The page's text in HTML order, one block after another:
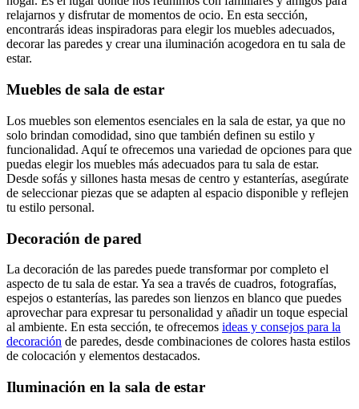
relajarnos y disfrutar de momentos de ocio. En esta sección,
encontrarás ideas inspiradoras para elegir los muebles adecuados,
decorar las paredes y crear una iluminación acogedora en tu sala de
estar.
Muebles de sala de estar
Los muebles son elementos esenciales en la sala de estar, ya que no
solo brindan comodidad, sino que también definen su estilo y
funcionalidad. Aquí te ofrecemos una variedad de opciones para que
puedas elegir los muebles más adecuados para tu sala de estar.
Desde sofás y sillones hasta mesas de centro y estanterías, asegúrate
de seleccionar piezas que se adapten al espacio disponible y reflejen
tu estilo personal.
Decoración de pared
La decoración de las paredes puede transformar por completo el
aspecto de tu sala de estar. Ya sea a través de cuadros, fotografías,
espejos o estanterías, las paredes son lienzos en blanco que puedes
aprovechar para expresar tu personalidad y añadir un toque especial
al ambiente. En esta sección, te ofrecemos ideas y consejos para la
decoración de paredes, desde combinaciones de colores hasta estilos
de colocación y elementos destacados.
Iluminación en la sala de estar